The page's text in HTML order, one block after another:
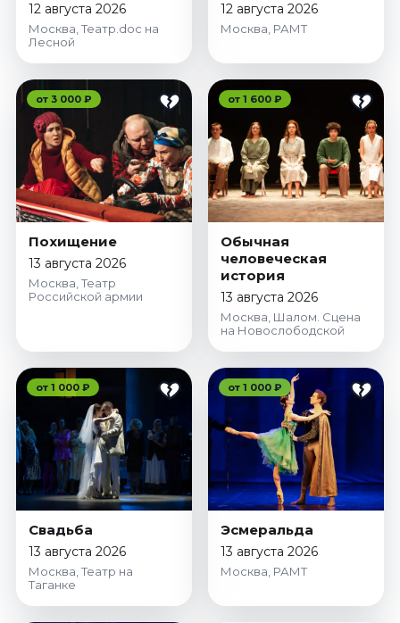
12 августа 2026
Москва, Театр.doc на
Лесной
12 августа 2026
Москва, РАМТ
от 3 000 ₽
Похищение
13 августа 2026
Москва, Театр
Российской армии
от 1 600 ₽
Обычная
человеческая
история
13 августа 2026
Москва, Шалом. Сцена
на Новослободской
от 1 000 ₽
Свадьба
13 августа 2026
Москва, Театр на
Таганке
от 1 000 ₽
Эсмеральда
13 августа 2026
Москва, РАМТ